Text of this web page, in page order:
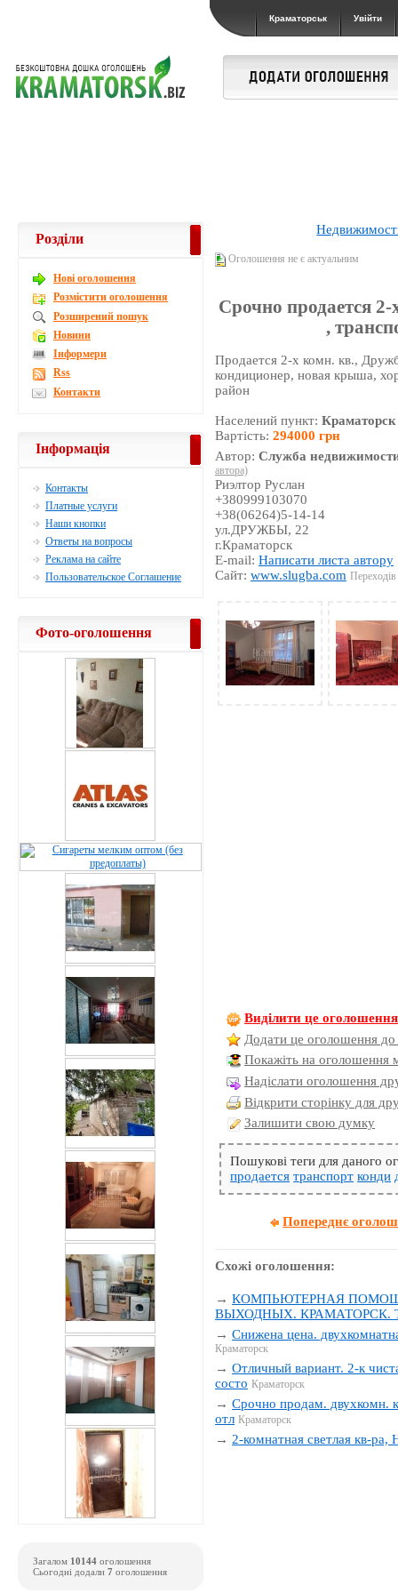
Краматорськ Увійти
Оголошення не є актуальним
Срочно продается
,
Продается 2-х комн. кв.,
кондиционер, новая крыша,
район
Населений пункт:Краматорск
Вартість:294000 грн
Автор:Служба
автора)
Риэлтор Руслан
+380999103070
+38(06264)5-14-14
ул.ДРУЖБЫ, 22
г.Краматорск
E-mail:Написати листа автору
Сайт:www.slugba.com
Виділити це оголошення
Додати це оголошення до
Покажіть на оголошення
Надіслати оголошення
Відкрити сторінку для
Залишити свою думку
Пошукові теги для даного
продается транспорт конди
Попереднє
Схожі оголошення:
→КОМПЬЮТЕРНАЯ
ВЫХОДНЫХ. КРАМАТОРСК.
→Снижена цена.
Краматорск
→Отличный вариант. 2-к
состо Краматорск
→Срочно продам. двухкомн.
отл Краматорск
→ 2-комнатная светлая кв-
Розділи
Новi оголошення
Розмістити оголошення
Розширений пошук
Новини
Інформери
Rss
Контакти
Інформація
Контакты
Платные услуги
Наши кнопки
Ответы на вопросы
Реклама на сайте
Пользовательское Соглашение
Фото-оголошення
Загалом 10144 оголошення
Сьогодні додали 7 оголошення